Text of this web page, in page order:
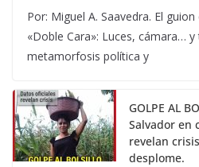
Por: Miguel A. Saavedra. El
«Doble Cara»: Luces, cámara…
metamorfosis política y
GOLPE AL
Salvador en
revelan
desplome.